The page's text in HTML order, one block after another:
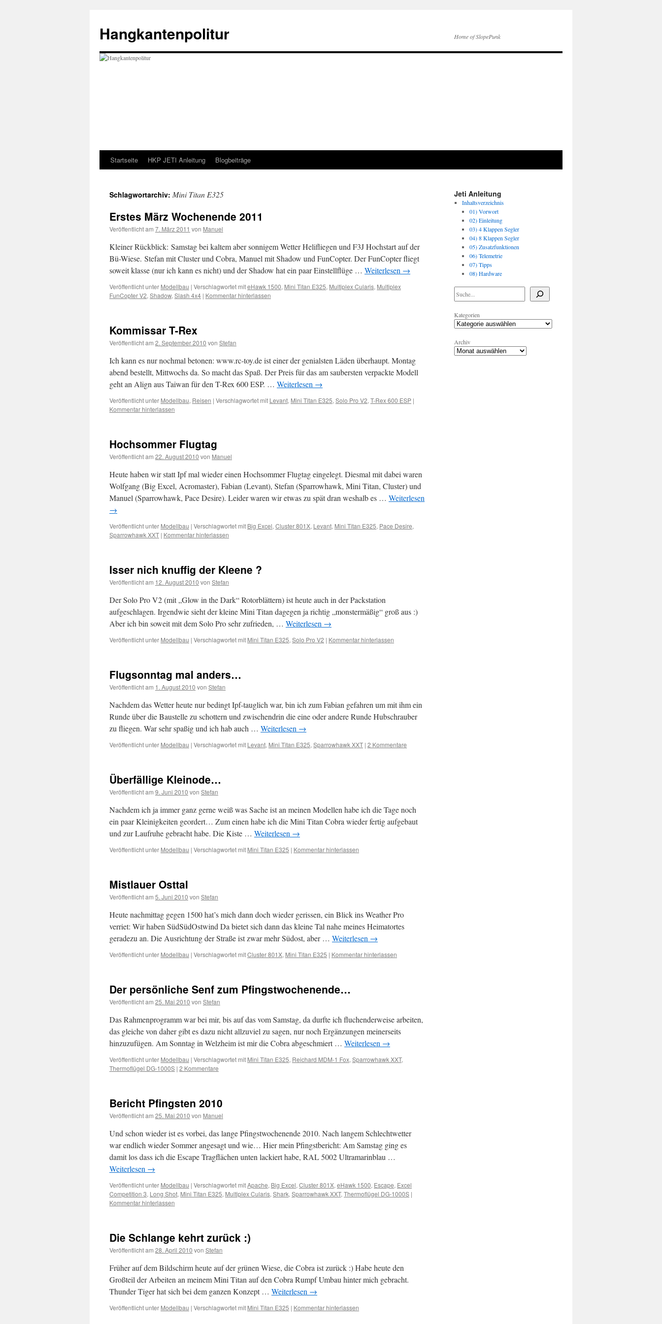
springen
Hangkantenpolitur Home of SlopePunk
Startseite HKP JETI Anleitung Blogbeiträge
Schlagwortarchiv: Mini Titan E325
Erstes März Wochenende 2011
Veröffentlicht am 7. März 2011 von Manuel
Kleiner Rückblick: Samstag bei kaltem aber sonnigem Wetter Helifliegen und F3J Hochstart auf der
Bü-Wiese. Stefan mit Cluster und Cobra, Manuel mit Shadow und FunCopter. Der FunCopter fliegt
soweit klasse (nur ich kann es nicht) und der Shadow hat ein paar Einstellflüge … Weiterlesen →
Veröffentlicht unter Modellbau | Verschlagwortet miteHawk 1500, Mini Titan E325, Multiplex Cularis, Multiplex
FunCopter V2, Shadow, Slash 4x4 | Kommentar hinterlassen
Kommissar T-Rex
Veröffentlicht am 2. September 2010 von Stefan
Ich kann es nur nochmal betonen: www.rc-toy.de ist einer der genialsten Läden überhaupt. Montag
abend bestellt, Mittwochs da. So macht das Spaß. Der Preis für das am saubersten verpackte Modell
geht an Align aus Taiwan für den T-Rex 600 ESP. … Weiterlesen →
Veröffentlicht unter Modellbau, Reisen | Verschlagwortet mit Levant, Mini Titan E325, Solo Pro V2, T-Rex 600 ESP |
Kommentar hinterlassen
Hochsommer Flugtag
Veröffentlicht am 22. August 2010 von Manuel
Heute haben wir statt Ipf mal wieder einen Hochsommer Flugtag eingelegt. Diesmal mit dabei waren
Wolfgang (Big Excel, Acromaster), Fabian (Levant), Stefan (Sparrowhawk, Mini Titan, Cluster) und
Manuel (Sparrowhawk, Pace Desire). Leider waren wir etwas zu spät dran weshalb es … Weiterlesen
→
Veröffentlicht unter Modellbau | Verschlagwortet mit Big Excel, Cluster 801X, Levant, Mini Titan E325, Pace Desire,
Sparrowhawk XXT | Kommentar hinterlassen
Isser nich knuffig der Kleene ?
Veröffentlicht am 12. August 2010 von Stefan
Der Solo Pro V2 (mit „Glow in the Dark“ Rotorblättern) ist heute auch in der Packstation
aufgeschlagen. Irgendwie sieht der kleine Mini Titan dagegen ja richtig „monstermäßig“ groß aus :)
Aber ich bin soweit mit dem Solo Pro sehr zufrieden, … Weiterlesen →
Veröffentlicht unter Modellbau | Verschlagwortet mit Mini Titan E325, Solo Pro V2 | Kommentar hinterlassen
Flugsonntag mal anders…
Veröffentlicht am 1. August 2010 von Stefan
Nachdem das Wetter heute nur bedingt Ipf-tauglich war, bin ich zum Fabian gefahren um mit ihm ein
Runde über die Baustelle zu schottern und zwischendrin die eine oder andere Runde Hubschrauber
zu fliegen. War sehr spaßig und ich hab auch … Weiterlesen →
Veröffentlicht unter Modellbau | Verschlagwortet mit Levant, Mini Titan E325, Sparrowhawk XXT | 2 Kommentare
Überfällige Kleinode…
Veröffentlicht am 9. Juni 2010 von Stefan
Nachdem ich ja immer ganz gerne weiß was Sache ist an meinen Modellen habe ich die Tage noch
ein paar Kleinigkeiten geordert… Zum einen habe ich die Mini Titan Cobra wieder fertig aufgebaut
und zur Laufruhe gebracht habe. Die Kiste … Weiterlesen →
Veröffentlicht unter Modellbau | Verschlagwortet mit Mini Titan E325 | Kommentar hinterlassen
Mistlauer Osttal
Veröffentlicht am 5. Juni 2010 von Stefan
Heute nachmittag gegen 1500 hat’s mich dann doch wieder gerissen, ein Blick ins Weather Pro
verriet: Wir haben SüdSüdOstwind Da bietet sich dann das kleine Tal nahe meines Heimatortes
geradezu an. Die Ausrichtung der Straße ist zwar mehr Südost, aber … Weiterlesen →
Veröffentlicht unter Modellbau | Verschlagwortet mitCluster 801X, Mini Titan E325 | Kommentar hinterlassen
Der persönliche Senf zum Pfingstwochenende…
Veröffentlicht am 25. Mai 2010 von Stefan
Das Rahmenprogramm war bei mir, bis auf das vom Samstag, da durfte ich fluchenderweise arbeiten,
das gleiche von daher gibt es dazu nicht allzuviel zu sagen, nur noch Ergänzungen meinerseits
hinzuzufügen. Am Sonntag in Welzheim ist mir die Cobra abgeschmiert … Weiterlesen →
Veröffentlicht unter Modellbau | Verschlagwortet mit Mini Titan E325, Reichard MDM-1 Fox, Sparrowhawk XXT,
Thermoflügel DG-1000S | 2 Kommentare
Bericht Pfingsten 2010
Veröffentlicht am 25. Mai 2010 von Manuel
Und schon wieder ist es vorbei, das lange Pfingstwochenende 2010. Nach langem Schlechtwetter
war endlich wieder Sommer angesagt und wie… Hier mein Pfingstbericht: Am Samstag ging es
damit los dass ich die Escape Tragflächen unten lackiert habe, RAL 5002 Ultramarinblau …
Weiterlesen →
Veröffentlicht unter Modellbau | Verschlagwortet mitApache, Big Excel, Cluster 801X, eHawk 1500, Escape, Excel
Competition 3, Long Shot, Mini Titan E325, Multiplex Cularis, Shark, Sparrowhawk XXT, Thermoflügel DG-1000S |
Kommentar hinterlassen
Die Schlange kehrt zurück :)
Veröffentlicht am 28. April 2010 von Stefan
Früher auf dem Bildschirm heute auf der grünen Wiese, die Cobra ist zurück :) Habe heute den
Großteil der Arbeiten an meinem Mini Titan auf den Cobra Rumpf Umbau hinter mich gebracht.
Thunder Tiger hat sich bei dem ganzen Konzept … Weiterlesen →
Veröffentlicht unter Modellbau | Verschlagwortet mit Mini Titan E325 | Kommentar hinterlassen
Jeti Anleitung
Inhaltsverzeichnis
01) Vorwort
02) Einleitung
03) 4 Klappen Segler
04) 8 Klappen Segler
05) Zusatzfunktionen
06) Telemetrie
07) Tipps
08) Hardware
Kategorien
Archiv